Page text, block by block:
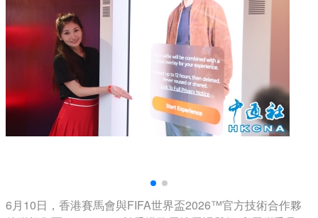
6月10日，香港賽馬會與FIFA世界盃2026™官方技術合作夥